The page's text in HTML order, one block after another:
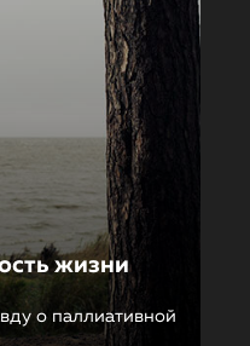
жизни
о паллиативной